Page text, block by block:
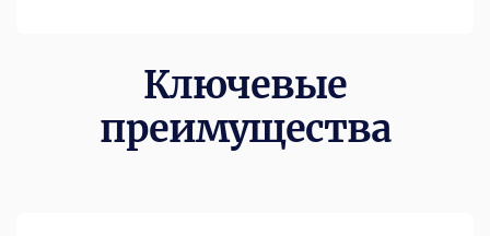
Ключевые
преимущества